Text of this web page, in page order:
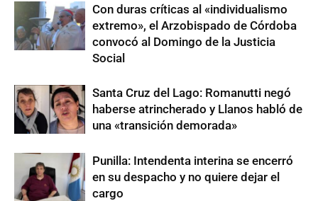
Con duras críticas al «individualismo
extremo», el Arzobispado de Córdoba
convocó al Domingo de la Justicia
Social
Santa Cruz del Lago: Romanutti negó
haberse atrincherado y Llanos habló de
una «transición demorada»
Punilla: Intendenta interina se encerró
en su despacho y no quiere dejar el
cargo